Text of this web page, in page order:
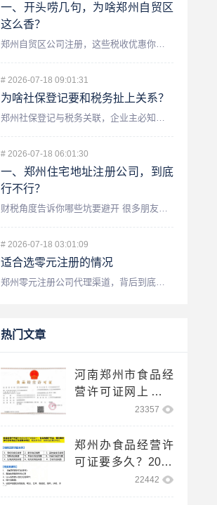
一、开头唠几句，为啥郑州自贸区
这么香？
# 2026-07-18 09:01:31
为啥社保登记要和税务扯上关系？
# 2026-07-18 06:01:30
一、郑州住宅地址注册公司，到底
行不行？
# 2026-07-18 03:01:09
适合选零元注册的情况
热门文章
河南郑州市食品经
营许可证网上申请
23357
郑州办食品经营许
可证要多久？2025
网上注册步骤！
22442